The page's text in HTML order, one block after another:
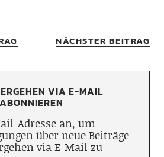
NÄCHSTER BEITRAG
VIA E-MAIL
ABONNIEREN
Adresse an, um
über neue Beiträge
via E-Mail zu